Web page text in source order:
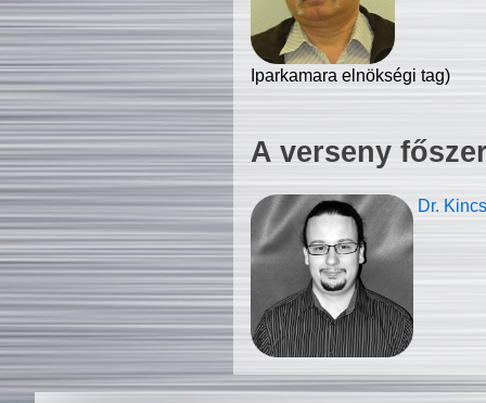
Iparkamara elnökségi tag)
A verseny
Dr.